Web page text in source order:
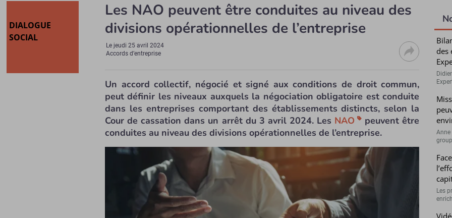
DIALOGUE
SOCIAL
Les NAO peuvent être conduites au niveau des
divisions opérationnelles de l’entreprise
Le jeudi 25 avril 2024
Accords d’entreprise
Un accord collectif, négocié et signé aux conditions de droit commun,
peut définir les niveaux auxquels la négociation obligatoire est conduite
dans les entreprises comportant des établissements distincts, selon la
Cour de cassation dans un arrêt du 3 avril 2024. Les NAO
peuvent être
conduites au niveau des divisions opérationnelles de l’entreprise.
des
Anne
Les